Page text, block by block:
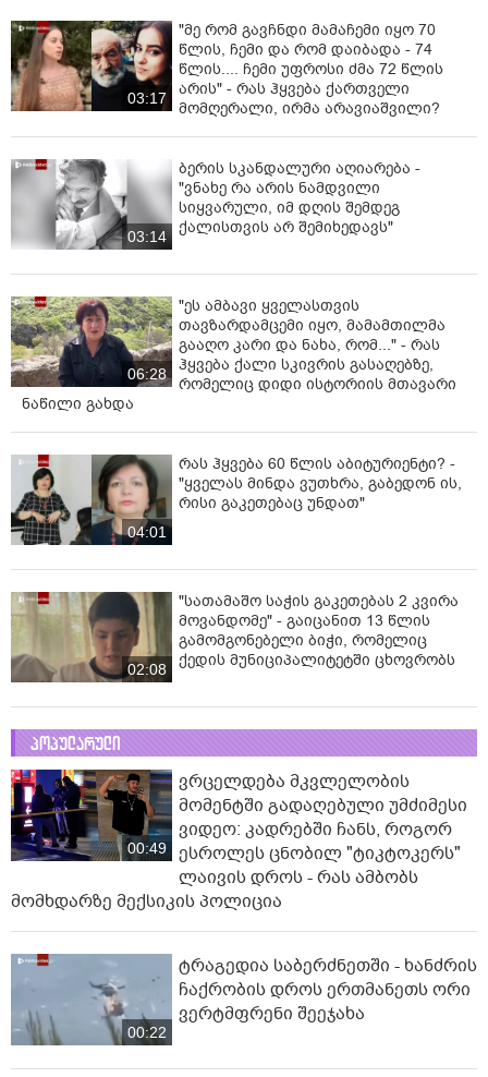
03:17
"მე რომ გავჩნდი მამაჩემი იყო 70
წლის, ჩემი და რომ დაიბადა - 74
წლის.... ჩემი უფროსი ძმა 72 წლის
არის" - რას ჰყვება ქართველი
მომღერალი, ირმა არავიაშვილი?
03:14
ბერის სკანდალური აღიარება -
"ვნახე რა არის ნამდვილი
სიყვარული, იმ დღის შემდეგ
ქალისთვის არ შემიხედავს"
06:28
"ეს ამბავი ყველასთვის
თავზარდამცემი იყო, მამამთილმა
გააღო კარი და ნახა, რომ..." - რას
ჰყვება ქალი სკივრის გასაღებზე,
რომელიც დიდი ისტორიის მთავარი
ნაწილი გახდა
04:01
რას ჰყვება 60 წლის აბიტურიენტი? -
"ყველას მინდა ვუთხრა, გაბედონ ის,
რისი გაკეთებაც უნდათ"
02:08
"სათამაშო საჭის გაკეთებას 2 კვირა
მოვანდომე" - გაიცანით 13 წლის
გამომგონებელი ბიჭი, რომელიც
ქედის მუნიციპალიტეტში ცხოვრობს
პოპულარული
00:49
ვრცელდება მკვლელობის
მომენტში გადაღებული უმძიმესი
ვიდეო: კადრებში ჩანს, როგორ
ესროლეს ცნობილ "ტიკტოკერს"
ლაივის დროს - რას ამბობს
მომხდარზე მექსიკის პოლიცია
00:22
ტრაგედია საბერძნეთში - ხანძრის
ჩაქრობის დროს ერთმანეთს ორი
ვერტმფრენი შეეჯახა